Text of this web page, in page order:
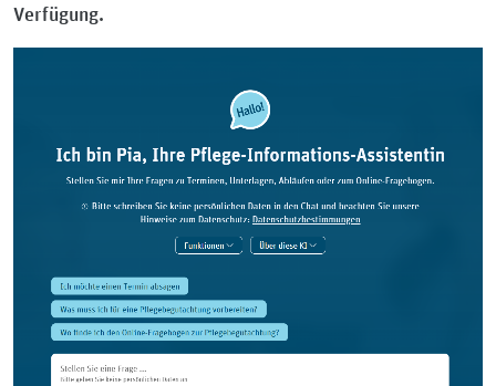
Verfügung.